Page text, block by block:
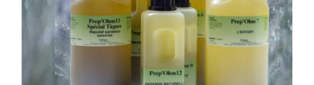
choisies
sur
la
page